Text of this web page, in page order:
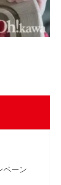
ペーン